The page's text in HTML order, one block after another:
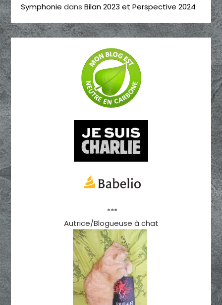
Symphonie dansBilan 2023 et Perspective 2024
***
Autrice/Blogueuse à chat